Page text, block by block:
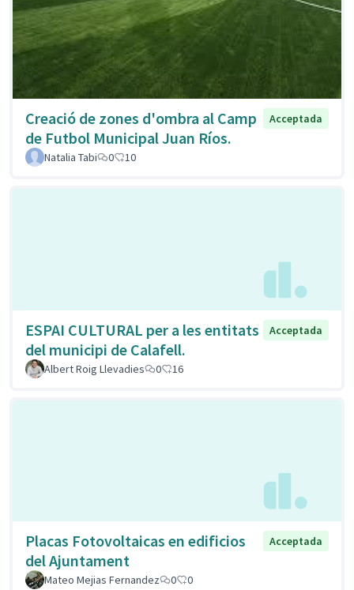
Creació de zones d'ombra al Camp
de Futbol Municipal Juan Ríos.
Acceptada
Natalia Tabi 0 10
ESPAI CULTURAL per a les entitats
del municipi de Calafell.
Acceptada
Albert Roig Llevadies 0 16
Placas Fotovoltaicas en edificios
del Ajuntament
Acceptada
Mateo Mejias Fernandez 0 0